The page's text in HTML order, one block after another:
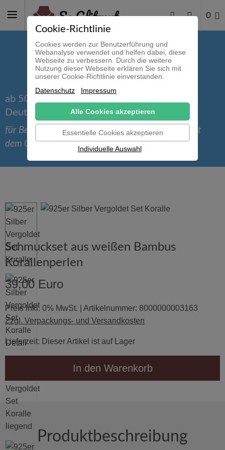
Cookie-Richtlinie
Cookies werden zur Benutzerführung und
Webanalyse verwendet und helfen dabei, diese
Webseite zu verbessern. Durch die weitere
Nutzung dieser Webseite erklären Sie sich mit
unserer Cookie-Richtlinie einverstanden.
Datenschutz
Impressum
Alle Cookies akzeptieren
Essentielle Cookies akzeptieren
Individuelle Auswahl
0
ab 50 € versandkostenfrei innerhalb
Deutschlands
für Bestellungen bis einschließlich 30.09.2026 mit
dem Gutscheincode 'Sommer_2026'
Schmuckset aus weißen Bambus
Korallenperlen
39,00 Euro
Preis inkl. 0% MwSt. | Artikelnummer: 8000000003163
Zzgl. Verpackungs- und Versandkosten
Lieferzeit: Dieser Artikel ist auf Lager
In den Warenkorb
Produktbeschreibung